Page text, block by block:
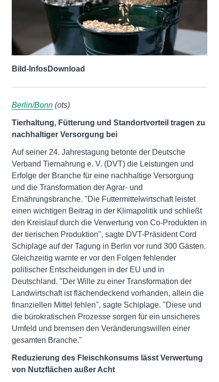
Bild-InfosDownload
Berlin/Bonn (ots)
Tierhaltung, Fütterung und Standortvorteil tragen zu
nachhaltiger Versorgung bei
Auf seiner 24. Jahrestagung betonte der Deutsche
Verband Tiernahrung e. V. (DVT) die Leistungen und
Erfolge der Branche für eine nachhaltige Versorgung
und die Transformation der Agrar- und
Ernährungsbranche. "Die Futtermittelwirtschaft leistet
einen wichtigen Beitrag in der Klimapolitik und schließt
den Kreislauf durch die Verwertung von Co-Produkten in
der tierischen Produktion", sagte DVT-Präsident Cord
Schiplage auf der Tagung in Berlin vor rund 300 Gästen.
Gleichzeitig warnte er vor den Folgen fehlender
politischer Entscheidungen in der EU und in
Deutschland. "Der Wille zu einer Transformation der
Landwirtschaft ist flächendeckend vorhanden, allein die
finanziellen Mittel fehlen", sagte Schiplage. "Diese und
die bürokratischen Prozesse sorgen für ein unsicheres
Umfeld und bremsen den Veränderungswillen einer
gesamten Branche."
Reduzierung des Fleischkonsums lässt Verwertung
von Nutzflächen außer Acht